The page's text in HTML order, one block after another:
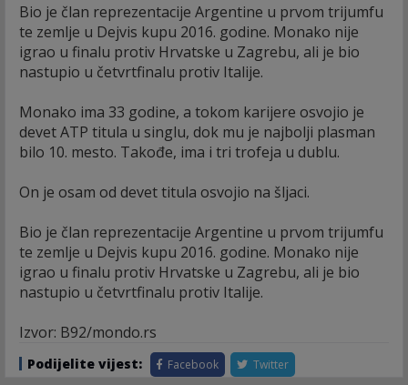
Bio je član reprezentacije Argentine u prvom trijumfu
te zemlje u Dejvis kupu 2016. godine. Monako nije
igrao u finalu protiv Hrvatske u Zagrebu, ali je bio
nastupio u četvrtfinalu protiv Italije.
Monako ima 33 godine, a tokom karijere osvojio je
devet ATP titula u singlu, dok mu je najbolji plasman
bilo 10. mesto. Takođe, ima i tri trofeja u dublu.
On je osam od devet titula osvojio na šljaci.
Bio je član reprezentacije Argentine u prvom trijumfu
te zemlje u Dejvis kupu 2016. godine. Monako nije
igrao u finalu protiv Hrvatske u Zagrebu, ali je bio
nastupio u četvrtfinalu protiv Italije.
Izvor: B92/mondo.rs
Podijelite vijest: Facebook Twitter